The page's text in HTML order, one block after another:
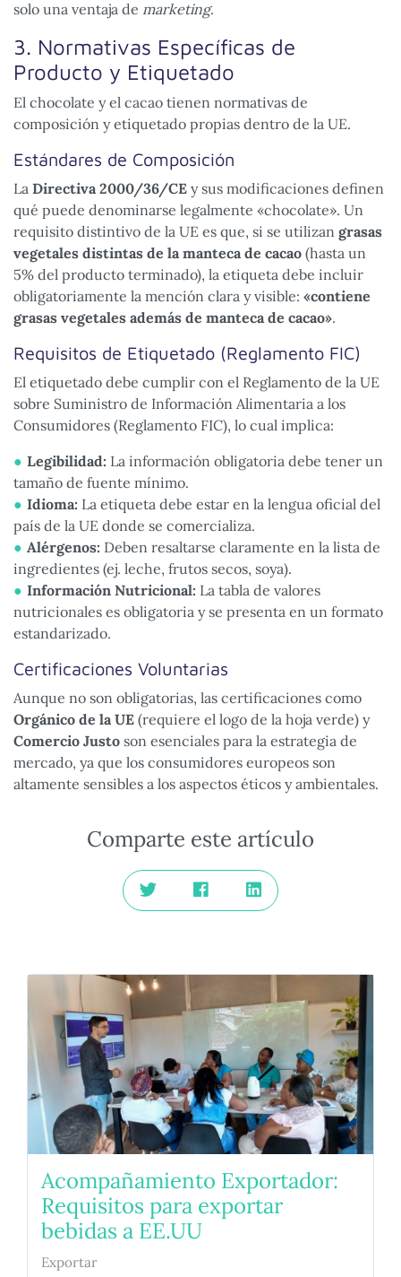
solo una ventaja de marketing.
3. Normativas Específicas de
Producto y Etiquetado
El chocolate y el cacao tienen normativas de
composición y etiquetado propias dentro de la UE.
Estándares de Composición
La Directiva 2000/36/CE y sus modificaciones definen
qué puede denominarse legalmente «chocolate». Un
requisito distintivo de la UE es que, si se utilizan grasas
vegetales distintas de la manteca de cacao (hasta un
5% del producto terminado), la etiqueta debe incluir
obligatoriamente la mención clara y visible: «contiene
grasas vegetales además de manteca de cacao».
Requisitos de Etiquetado (Reglamento FIC)
El etiquetado debe cumplir con el Reglamento de la UE
sobre Suministro de Información Alimentaria a los
Consumidores (Reglamento FIC), lo cual implica:
Legibilidad: La información obligatoria debe tener un
tamaño de fuente mínimo.
Idioma: La etiqueta debe estar en la lengua oficial del
país de la UE donde se comercializa.
Alérgenos: Deben resaltarse claramente en la lista de
ingredientes (ej. leche, frutos secos, soya).
Información Nutricional: La tabla de valores
nutricionales es obligatoria y se presenta en un formato
estandarizado.
Certificaciones Voluntarias
Aunque no son obligatorias, las certificaciones como
Orgánico de la UE (requiere el logo de la hoja verde) y
Comercio Justo son esenciales para la estrategia de
mercado, ya que los consumidores europeos son
altamente sensibles a los aspectos éticos y ambientales.
Comparte este artículo
Acompañamiento Exportador:
Requisitos para exportar
bebidas a EE.UU
Exportar